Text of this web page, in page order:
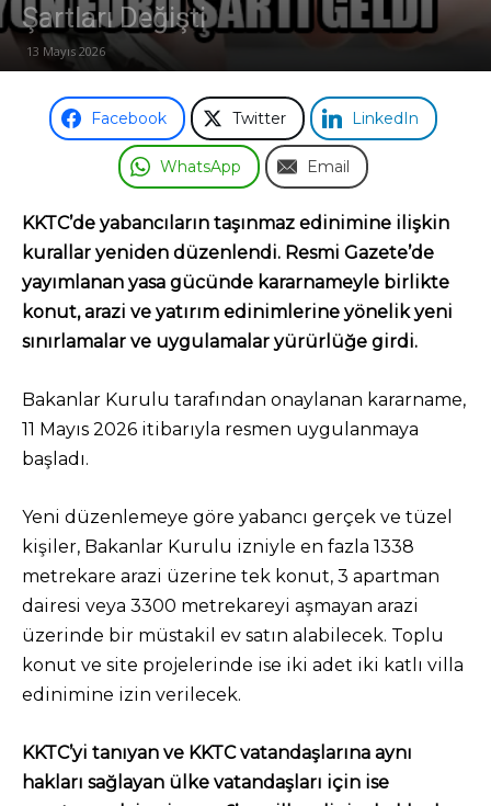
Şartları Değişti
13 Mayıs 2026
Facebook Twitter LinkedIn
WhatsApp Email
KKTC’de yabancıların taşınmaz edinimine ilişkin
kurallar yeniden düzenlendi. Resmi Gazete’de
yayımlanan yasa gücünde kararnameyle birlikte
konut, arazi ve yatırım edinimlerine yönelik yeni
sınırlamalar ve uygulamalar yürürlüğe girdi.
Bakanlar Kurulu tarafından onaylanan kararname,
11 Mayıs 2026 itibarıyla resmen uygulanmaya
başladı.
Yeni düzenlemeye göre yabancı gerçek ve tüzel
kişiler, Bakanlar Kurulu izniyle en fazla 1338
metrekare arazi üzerine tek konut, 3 apartman
dairesi veya 3300 metrekareyi aşmayan arazi
üzerinde bir müstakil ev satın alabilecek. Toplu
konut ve site projelerinde ise iki adet iki katlı villa
edinimine izin verilecek.
KKTC’yi tanıyan ve KKTC vatandaşlarına aynı
hakları sağlayan ülke vatandaşları için ise